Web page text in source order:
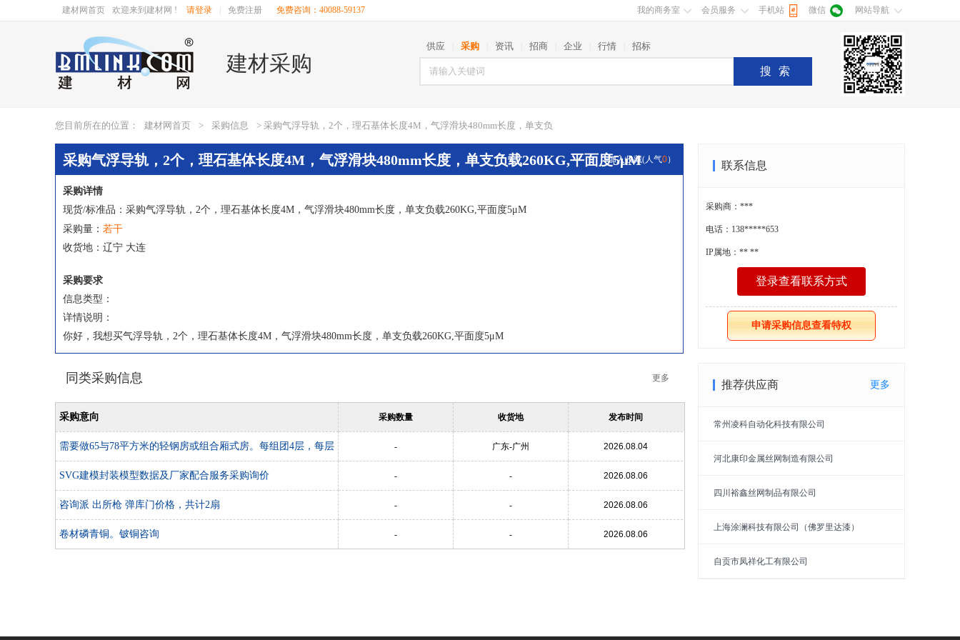
建材网首页 欢迎来到建材网 ! 请登录 免费注册 免费咨询：40088-59137 我的商务室 会员服务 手机站 微信 网站导航
建材采购
供应 采购 资讯 招商 企业 行情 招标
搜索
您目前所在的位置： 建材网首页 > 采购信息 > 采购气浮导轨，2个，理石基体长度4M，气浮滑块480mm长度，单支负
采购气浮导轨，2个，理石基体长度4M，气浮滑块480mm长度，单支负载260KG,平面度5μM
加入收藏(人气0）
采购详情
现货/标准品：采购气浮导轨，2个，理石基体长度4M，气浮滑块480mm长度，单支负载260KG,平面度5μM
采购量： 若干
收货地：辽宁 大连
采购要求
信息类型：
详情说明：
你好，我想买气浮导轨，2个，理石基体长度4M，气浮滑块480mm长度，单支负载260KG,平面度5μM
同类采购信息 更多
采购意向 采购数量 收货地 发布时间
需要做65与78平方米的轻钢房或组合厢式房。每组团4层，每层
4个单元。 共2500套组合。出口南美洲
- 广东-广州 2026.08.04
SVG建模封装模型数据及厂家配合服务采购询价 - - 2026.08.06
咨询派 出所枪 弹库门价格，共计2扇 - - 2026.08.06
卷材磷青铜。铍铜咨询 - - 2026.08.06
联系信息
采购商：***
电话：138*****653
IP属地：** **
登录查看联系方式
申请采购信息查看特权
推荐供应商 更多
常州凌科自动化科技有限公司
河北康印金属丝网制造有限公司
四川裕鑫丝网制品有限公司
上海涂澜科技有限公司（佛罗里达漆）
自贡市凤祥化工有限公司